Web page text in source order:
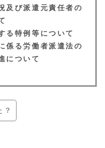
及び派遣元責任者の
る特例等について
係る労働者派遣法の
について
？